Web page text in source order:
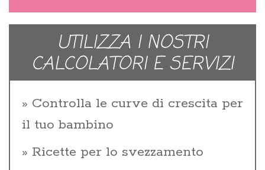
UTILIZZA I NOSTRI
CALCOLATORI E SERVIZI
Controlla le curve di crescita per
il tuo bambino
Ricette per lo svezzamento